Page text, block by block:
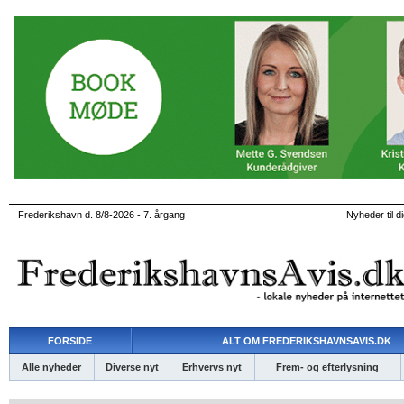
Frederikshavn d. 8/8-2026 - 7. årgang Nyheder til
FORSIDE ALT OM FREDERIKSHAVNSAVIS.DK
Alle nyheder Diverse nyt Erhvervs nyt Frem- og efterlysning